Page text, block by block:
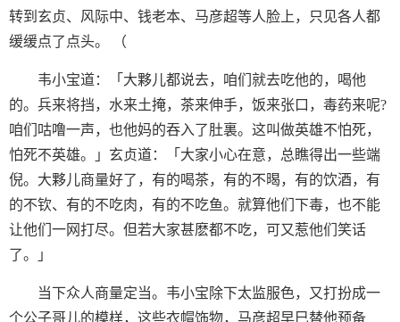
转到玄贞、风际中、钱老本、马彦超等人脸上，只见各人都
缓缓点了点头。 （
韦小宝道：「大夥儿都说去，咱们就去吃他的，喝他
的。兵来将挡，水来土掩，茶来伸手，饭来张口，毒药来呢?
咱们咕噜一声，也他妈的吞入了肚裏。这叫做英雄不怕死，
怕死不英雄。」玄贞道：「大家小心在意，总瞧得出一些端
倪。大夥儿商量好了，有的喝茶，有的不暍，有的饮酒，有
的不钦、有的不吃肉，有的不吃鱼。就算他们下毒，也不能
让他们一网打尽。但若大家甚麽都不吃，可又惹他们笑话
了。」
当下众人商量定当。韦小宝除下太监服色，又打扮成一
个公子哥儿的模样，这些衣帽饰物，马彦超早巳替他预备